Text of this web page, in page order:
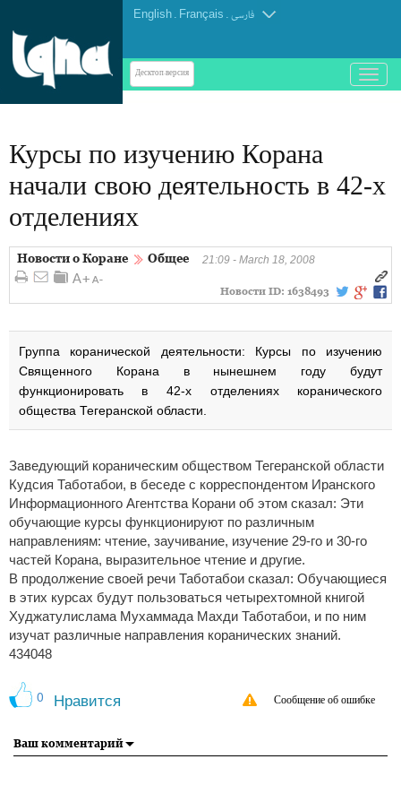
English . Français . فارسی
Десктоп-версия
باز
و
Курсы по изучению Корана
начали свою деятельность в 42-х
отделениях
Новости о Коране Общее 21:09 - March 18, 2008
Новости ID: 1638493
Группа коранической деятельности: Курсы по изучению
Священного Корана в нынешнем году будут
функционировать в 42-х отделениях коранического
общества Тегеранской области.
Заведующий кораническим обществом Тегеранской области
Кудсия Таботабои, в беседе с корреспондентом Иранского
Информационного Агентства Корани об этом сказал: Эти
обучающие курсы функционируют по различным
направлениям: чтение, заучивание, изучение 29-го и 30-го
частей Корана, выразительное чтение и другие.
В продолжение своей речи Таботабои сказал: Обучающиеся
в этих курсах будут пользоваться четырехтомной книгой
Худжатулислама Мухаммада Махди Таботабои, и по ним
изучат различные направления коранических знаний.
434048
0 Нравится Сообщение об ошибке
Ваш комментарий